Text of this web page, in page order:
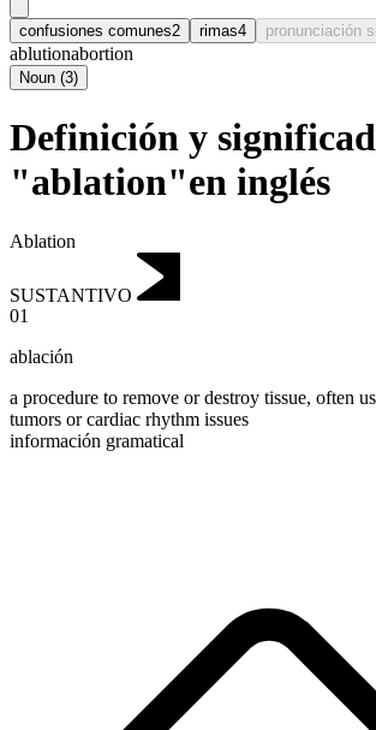
confusiones comunes2 rimas4 pronunciación
ablutionabortion
Noun (3)
Definición y
"ablation"en inglés
Ablation
SUSTANTIVO
01
ablación
a procedure to remove or destroy tissue, often
tumors or cardiac rhythm issues
información gramatical